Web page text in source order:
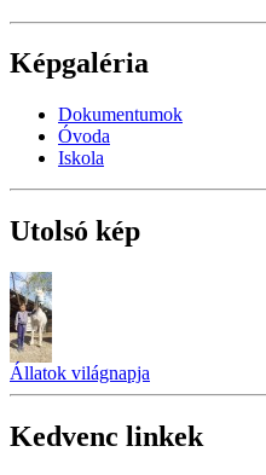
Képgaléria
Dokumentumok
Óvoda
Iskola
Utolsó kép
Állatok világnapja
Kedvenc linkek